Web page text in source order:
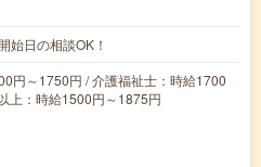
日の相談OK！
円～1750円 / 介護福祉士：時給1700
上：時給1500円～1875円